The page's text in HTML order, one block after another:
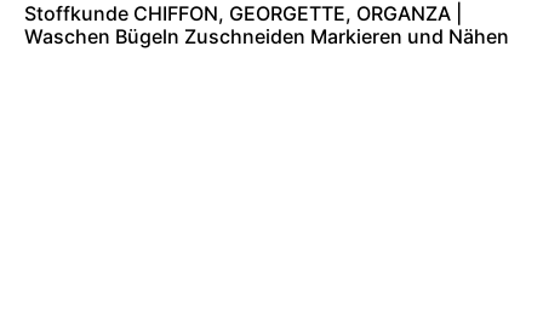
Stoffkunde CHIFFON, GEORGETTE, ORGANZA |
Waschen Bügeln Zuschneiden Markieren und Nähen